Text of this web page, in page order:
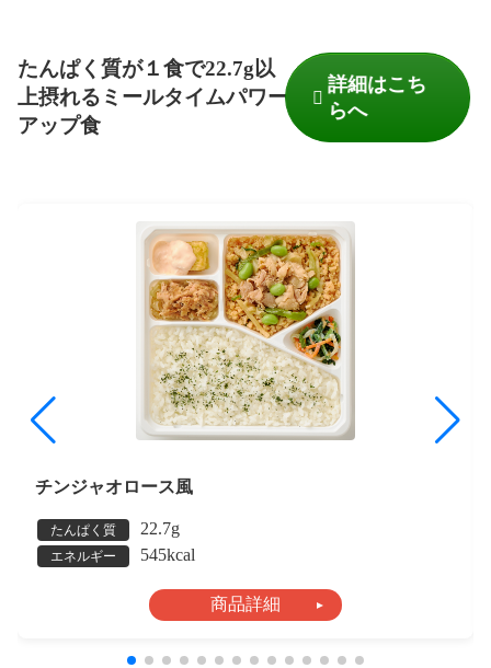
たんぱく質が１食で22.7g以
上摂れるミールタイムパワー
アップ食
詳細はこち
らへ
チンジャオロース風
たんぱく質 22.7g
エネルギー 545kcal
商品詳細